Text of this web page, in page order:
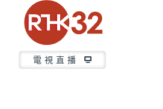
電視直播